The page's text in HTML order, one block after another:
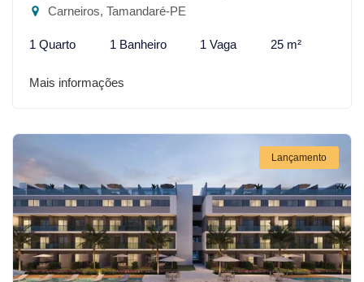
Carneiros, Tamandaré-PE
1 Quarto 1 Banheiro 1 Vaga 25 m²
Mais informações
Lançamento